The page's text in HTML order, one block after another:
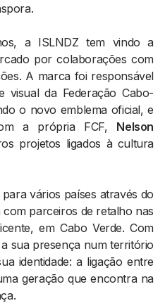
a ISLNDZ tem vindo a
por colaborações com
A marca foi responsável
visual da Federação Cabo-
o novo emblema oficial, e
a própria FCF, Nelson
projetos ligados à cultura
vários países através do
com parceiros de retalho nas
em Cabo Verde. Com
sua presença num território
identidade: a ligação entre
geração que encontra na